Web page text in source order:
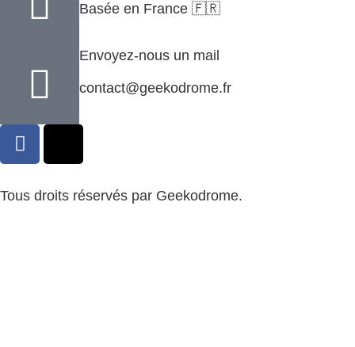
Basée en France 🇫🇷
Envoyez-nous un mail
contact@geekodrome.fr
Tous droits réservés par Geekodrome.